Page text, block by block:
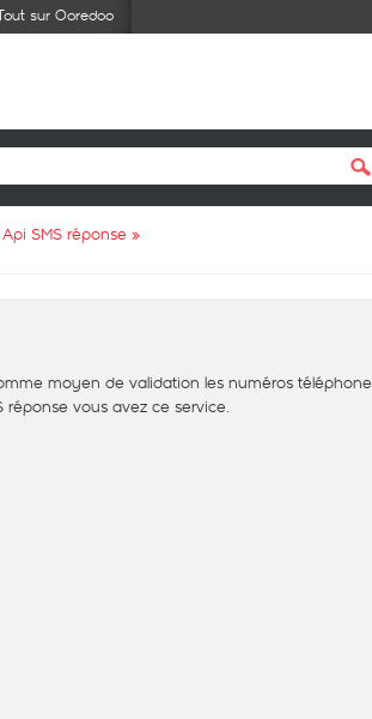
sur Ooredoo
Api SMS réponse »
moyen de validation les numéros téléphone
vous avez ce service.